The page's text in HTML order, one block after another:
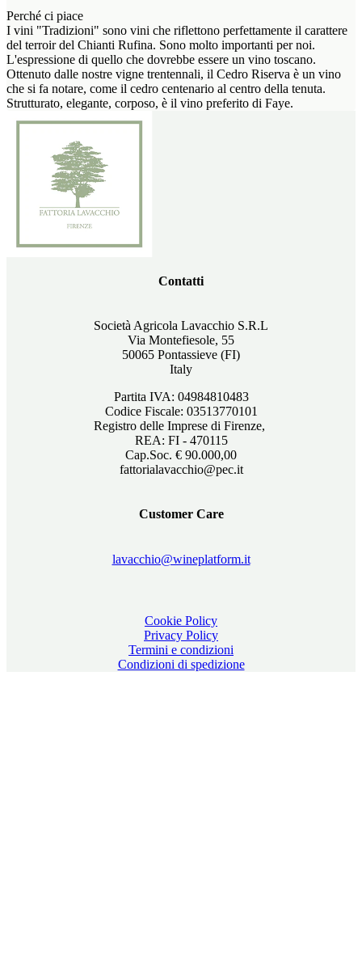
Perché ci piace
I vini "Tradizioni" sono vini che riflettono perfettamente il carattere
del terroir del Chianti Rufina. Sono molto importanti per noi.
L'espressione di quello che dovrebbe essere un vino toscano.
Ottenuto dalle nostre vigne trentennali, il Cedro Riserva è un vino
che si fa notare, come il cedro centenario al centro della tenuta.
Strutturato, elegante, corposo, è il vino preferito di Faye.
Contatti
Società Agricola Lavacchio S.R.L
Via Montefiesole, 55
50065 Pontassieve (FI)
Italy
Partita IVA: 04984810483
Codice Fiscale: 03513770101
Registro delle Imprese di Firenze,
REA: FI - 470115
Cap.Soc. € 90.000,00
fattorialavacchio@pec.it
Customer Care
lavacchio@wineplatform.it
Cookie Policy
Privacy Policy
Termini e condizioni
Condizioni di spedizione